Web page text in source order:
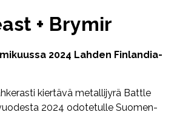
+ Brymir
2024 Lahden Finlandia-
kiertävä metallijyrä Battle
2024 odotetulle Suomen-